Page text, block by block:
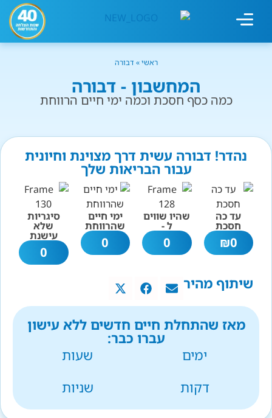
ראשי» דבורה
המחשבון - דבורה
כמה כסף חסכת וכמה ימי חיים הרווחת
נהדר! דבורה עשית דרך מצוינת וחיונית
עבור הבריאות שלך
עד כה
חסכת
0
₪
שהיו שווים
ל -
0
ימי חיים
שהרווחת
0
סיגריות
שלא
עישנת
0
שיתוף מהיר
מאז שהתחלת חיים חדשים ללא עישון
עברו כבר:
ימים
שעות
דקות
שניות